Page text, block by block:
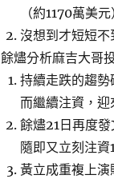
（約1170萬美元
沒想到才短短
餘燼分析麻吉大哥
持續走跌的趨
而繼續注資，
餘燼21日再度
隨即又立刻注
黃立成重複上